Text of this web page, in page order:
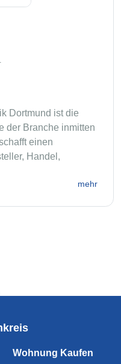
Dortmund ist die
der Branche inmitten
einen
Handel,
mehr
Wohnung Kaufen